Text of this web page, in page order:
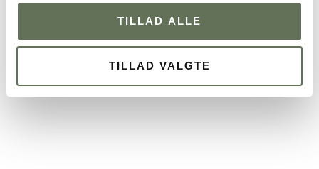
TILLAD ALLE
TILLAD VALGTE